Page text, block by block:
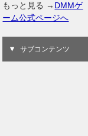
もっと見る → DMMゲ
ーム公式ページへ
サブコンテンツ